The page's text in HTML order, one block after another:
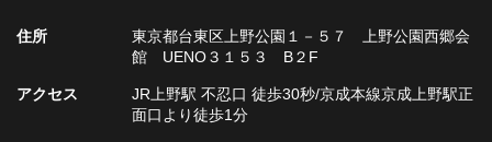
住所
東京都台東区上野公園１－５７ 上野公園西郷会
館 UENO３１５３ B２F
アクセス
JR上野駅 不忍口 徒歩30秒/京成本線京成上野駅正
面口より徒歩1分